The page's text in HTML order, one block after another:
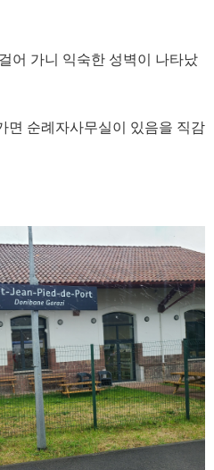
어 가니 익숙한 성벽이 나타났
면 순례자사무실이 있음을 직감